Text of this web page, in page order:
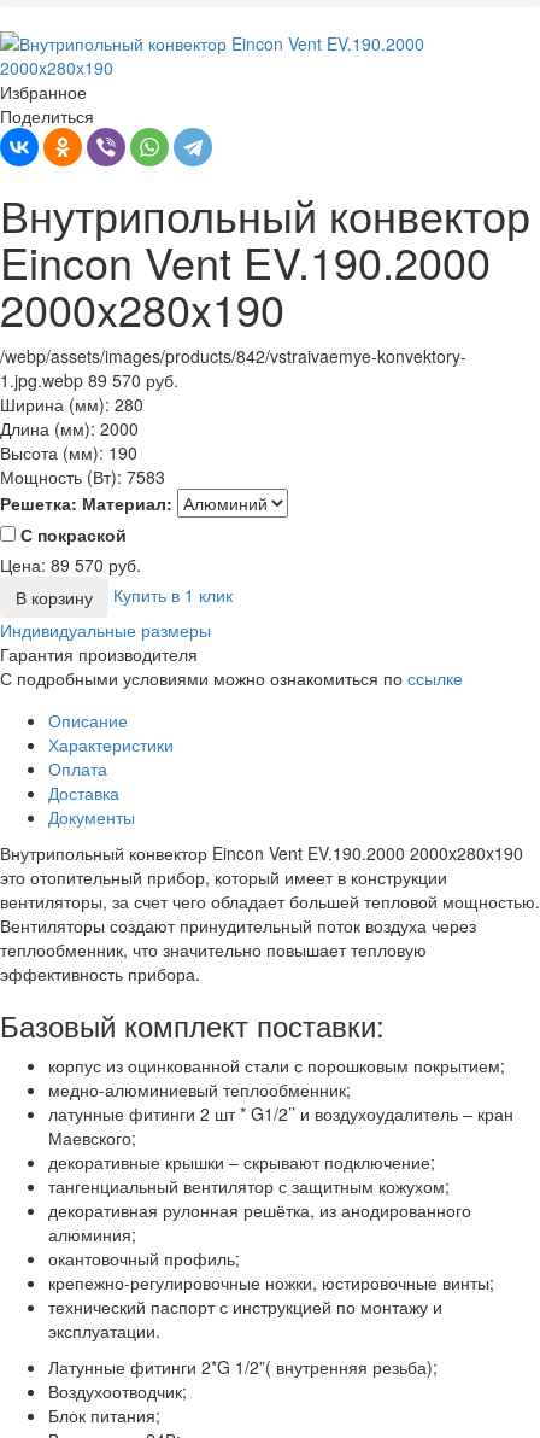
Избранное
Поделиться
Внутрипольный конвектор
Eincon Vent EV.190.2000
2000x280x190
/webp/assets/images/products/842/vstraivaemye-konvektory-
1.jpg.webp 89 570 руб.
Ширина (мм): 280
Длина (мм): 2000
Высота (мм): 190
Мощность (Вт): 7583
Решетка: Материал:
С покраской
Цена: 89 570 руб.
В корзину
Купить в 1 клик
Индивидуальные размеры
Гарантия производителя
С подробными условиями можно ознакомиться по ссылке
Описание
Характеристики
Оплата
Доставка
Документы
Внутрипольный конвектор Eincon Vent EV.190.2000 2000x280x190
это отопительный прибор, который имеет в конструкции
вентиляторы, за счет чего обладает большей тепловой мощностью.
Вентиляторы создают принудительный поток воздуха через
теплообменник, что значительно повышает тепловую
эффективность прибора.
Базовый комплект поставки:
корпус из оцинкованной стали с порошковым покрытием;
медно-алюминиевый теплообменник;
латунные фитинги 2 шт * G1/2’’ и воздухоудалитель – кран
Маевского;
декоративные крышки – скрывают подключение;
тангенциальный вентилятор с защитным кожухом;
декоративная рулонная решётка, из анодированного
алюминия;
окантовочный профиль;
крепежно-регулировочные ножки, юстировочные винты;
технический паспорт с инструкцией по монтажу и
эксплуатации.
Латунные фитинги 2*G 1/2”( внутренняя резьба);
Воздухоотводчик;
Блок питания;